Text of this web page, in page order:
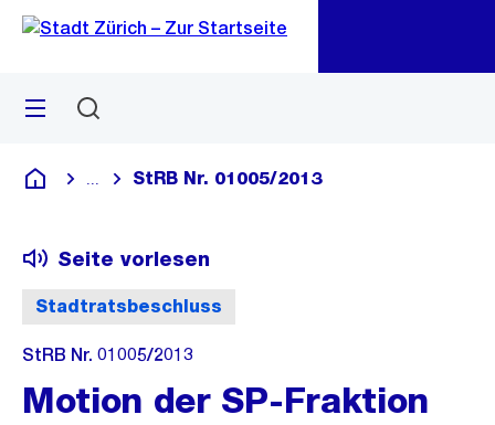
Navigation
Sprunglink
Menü
Deutsch
Blende alle Breadcrumbs ein
StRB Nr. 01005/2013
Stadtratsbeschluss
Seite vorlesen
StRB Nr. 01005/2013
Motion der SP-Fraktion